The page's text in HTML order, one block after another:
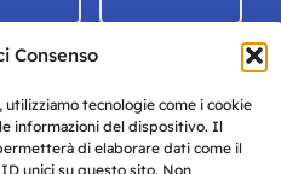
Consenso
tecnologie come i cookie
informazioni del dispositivo. Il
di elaborare dati come il
unici su questo sito. Non